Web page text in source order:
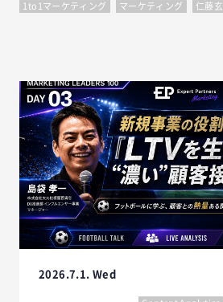
1to1マーケティング マーケティング 仁藤玄
2026.7.1. Wed